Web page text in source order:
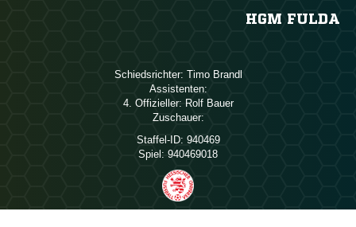
HGM FULDA
Schiedsrichter:  
Assistenten:
4. Offizieller:  
Zuschauer:
Staffel-ID: 940469
Spiel: 940469018